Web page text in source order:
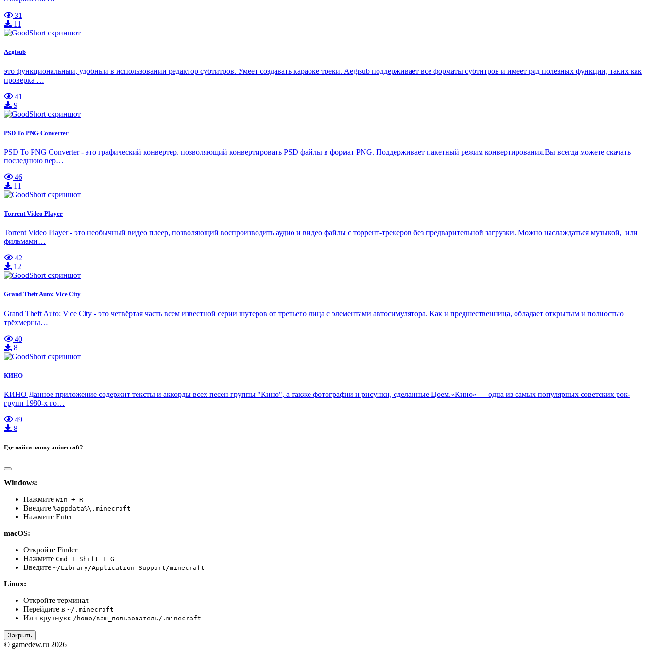
31
11
Aegisub
это функциональный, удобный в использовании редактор субтитров. Умеет создавать караоке треки. Aegisub поддерживает все форматы субтитров и имеет ряд полезных функций, таких как
проверка …
41
9
PSD To PNG Converter
PSD To PNG Converter - это графический конвертер, позволяющий конвертировать PSD файлы в формат PNG. Поддерживает пакетный режим конвертирования.Вы всегда можете скачать
последнюю вер…
46
11
Torrent Video Player
Torrent Video Player - это необычный видео плеер, позволяющий воспроизводить аудио и видео файлы с торрент-трекеров без предварительной загрузки. Можно наслаждаться музыкой, или
фильмами…
42
12
Grand Theft Auto: Vice City
Grand Theft Auto: Vice City - это четвёртая часть всем известной серии шутеров от третьего лица с элементами автосимулятора. Как и предшественница, обладает открытым и полностью
трёхмерны…
40
8
КИНО
КИНО Данное приложение содержит тексты и аккорды всех песен группы "Кино", а также фотографии и рисунки, сделанные Цоем.«Кино» — одна из самых популярных советских рок-
групп 1980-х го…
49
8
Где найти папку .minecraft?
Windows:
Нажмите Win + R
Введите %appdata%\.minecraft
Нажмите Enter
macOS:
Откройте Finder
Нажмите Cmd + Shift + G
Введите ~/Library/Application Support/minecraft
Linux:
Откройте терминал
Перейдите в ~/.minecraft
Или вручную: /home/ваш_пользователь/.minecraft
Закрыть
© gamedew.ru 2026